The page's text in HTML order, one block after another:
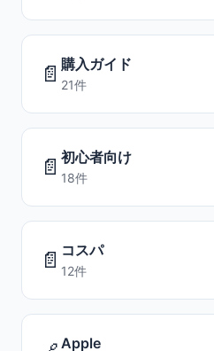
📄 購入ガイド
21件
📄 初心者向け
18件
📄 コスパ
12件
Apple